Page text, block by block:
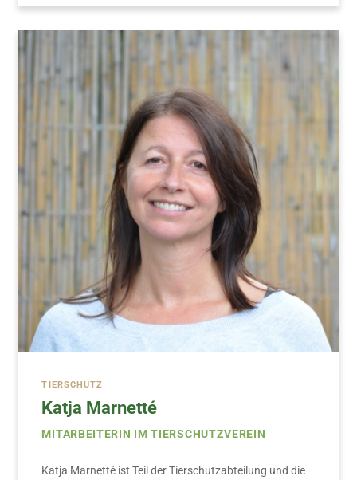
TIERSCHUTZ
Katja Marnetté
MITARBEITERIN IM TIERSCHUTZVEREIN
Katja Marnetté ist Teil der Tierschutzabteilung und die